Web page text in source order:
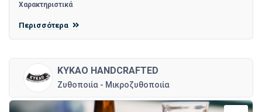
Χαρακτηριστικά
Περισσότερα
KYKAO HANDCRAFTED
Ζυθοποιία - Μικροζυθοποιία